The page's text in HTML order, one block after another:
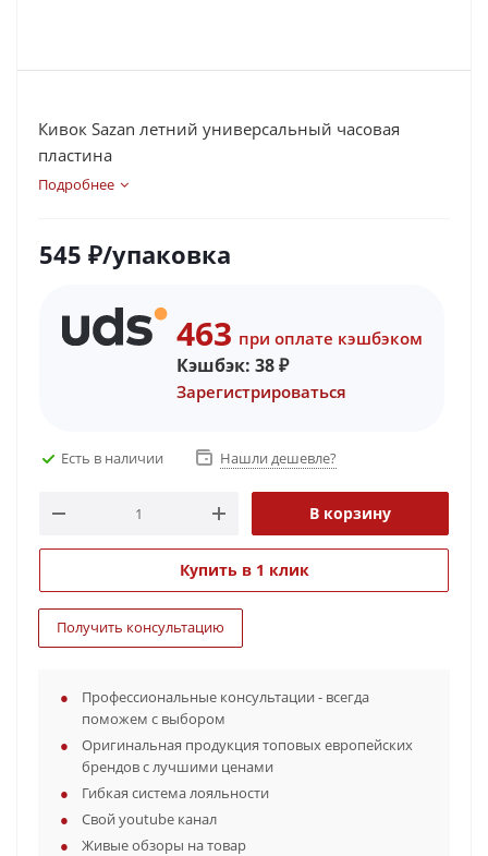
Кивок Sazan летний универсальный часовая
пластина
Подробнее
545 ₽/упаковка
463 при оплате кэшбэком
Кэшбэк: 38₽
Зарегистрироваться
Есть в наличии Нашли дешевле?
В корзину
Купить в 1 клик
Получить консультацию
Профессиональные консультации - всегда
поможем с выбором
Оригинальная продукция топовых европейских
брендов с лучшими ценами
Гибкая система лояльности
Свой youtube канал
Живые обзоры на товар